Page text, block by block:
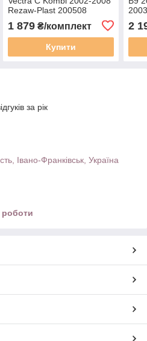
Rezaw-Plast 200508
1 879₴/комплект
Купити
2
за рік
Івано-Франківськ, Україна
роботи